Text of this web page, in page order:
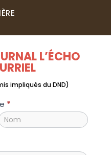
L’ÉCHO
impliqués du DND)
*
et